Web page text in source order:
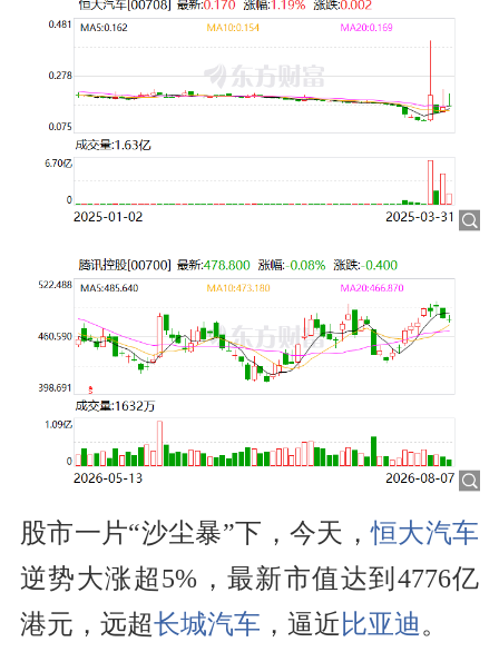
股市一片“沙尘暴”下，今天，恒大汽车
逆势大涨超5%，最新市值达到4776亿
港元，远超长城汽车 ，逼近 比亚迪。